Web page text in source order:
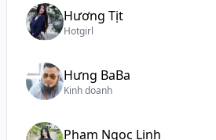
Hương Tịt
Hotgirl
Hưng BaBa
Kinh doanh
Phạm Ngọc Linh